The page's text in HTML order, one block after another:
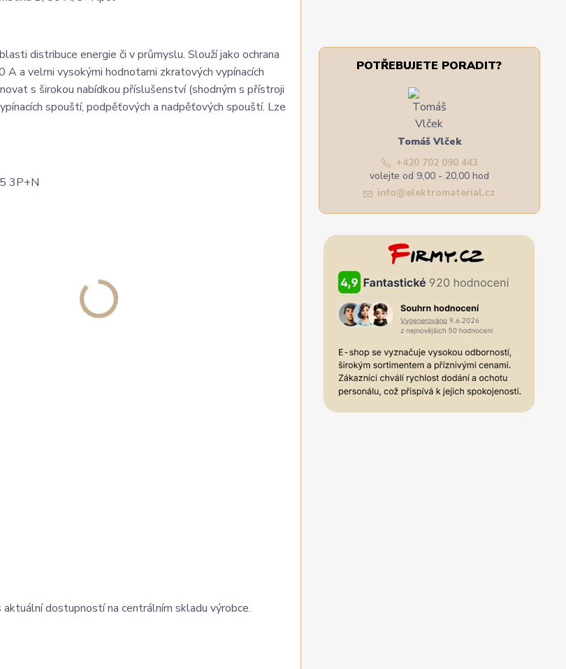
distribuce energie či v průmyslu. Slouží jako ochrana
a velmi vysokými hodnotami zkratových vypínacích
s širokou nabídkou příslušenství (shodným s přístroji
spouští, podpěťových a nadpěťových spouští. Lze
dostupností na centrálním skladu výrobce.
POTŘEBUJETE PORADIT?
Tomáš Vlček
+420 702 090 443
volejte od 9,00 - 20,00 hod
info@elektromaterial.cz